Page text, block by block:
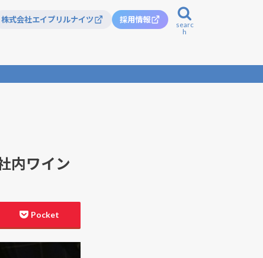
株式会社エイプリルナイツ 採用情報
searc
h
ール
内ワイン
Pocket